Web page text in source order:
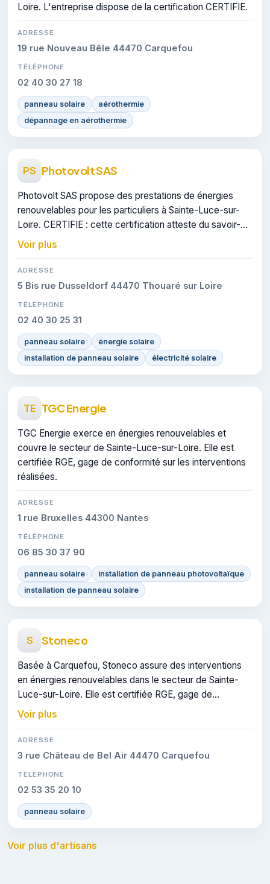
Loire. L'entreprise dispose de la certification CERTIFIE.
ADRESSE
19 rue Nouveau Bêle 44470 Carquefou
TÉLÉPHONE
02 40 30 27 18
panneau solaire
aérothermie
dépannage en aérothermie
PS Photovolt SAS
Photovolt SAS propose des prestations de énergies
renouvelables pour les particuliers à Sainte-Luce-sur-
Loire. CERTIFIE : cette certification atteste du savoir-
faire de l'entreprise.
Voir plus
ADRESSE
5 Bis rue Dusseldorf 44470 Thouaré sur Loire
TÉLÉPHONE
02 40 30 25 31
panneau solaire
énergie solaire
installation de panneau solaire
électricité solaire
TE TGC Energie
TGC Energie exerce en énergies renouvelables et
couvre le secteur de Sainte-Luce-sur-Loire. Elle est
certifiée RGE, gage de conformité sur les interventions
réalisées.
ADRESSE
1 rue Bruxelles 44300 Nantes
TÉLÉPHONE
06 85 30 37 90
panneau solaire
installation de panneau photovoltaïque
installation de panneau solaire
S Stoneco
Basée à Carquefou, Stoneco assure des interventions
en énergies renouvelables dans le secteur de Sainte-
Luce-sur-Loire. Elle est certifiée RGE, gage de
conformité sur les interventions réalisées.
Voir plus
ADRESSE
3 rue Château de Bel Air 44470 Carquefou
TÉLÉPHONE
02 53 35 20 10
panneau solaire
Voir plus d'artisans